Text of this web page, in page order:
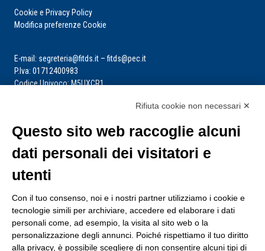
Cookie e Privacy Policy
Modifica preferenze Cookie
E-mail: segreteria@fitds.it – fitds@pec.it
P.Iva: 01712400983
Codice Univoco: M5UXCR1
La segreteria è aperta dal lunedì al venerdì dalle ore 9:00 alle ore 14:00
Rifiuta cookie non necessari ✕
Questo sito web raccoglie alcuni
dati personali dei visitatori e
utenti
Con il tuo consenso, noi e i nostri partner utilizziamo i cookie e
tecnologie simili per archiviare, accedere ed elaborare i dati
personali come, ad esempio, la visita al sito web o la
personalizzazione degli annunci. Poiché rispettiamo il tuo diritto
alla privacy, è possibile scegliere di non consentire alcuni tipi di